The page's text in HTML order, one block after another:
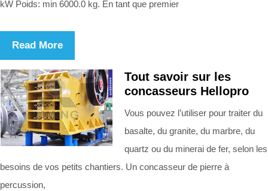
kW Poids: min 6000.0 kg. En tant que premier
Read More
Tout savoir sur les
concasseurs Hellopro
Vous pouvez l’utiliser pour traiter du
basalte, du granite, du marbre, du
quartz ou du minerai de fer, selon les
besoins de vos petits chantiers. Un concasseur de pierre à
percussion,